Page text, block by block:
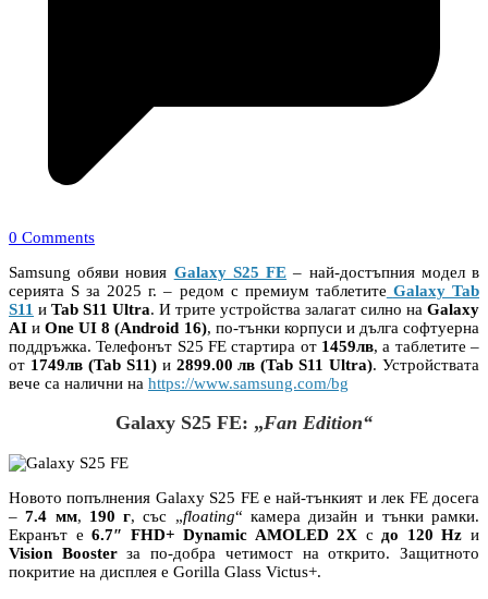
0 Comments
Samsung обяви новия Galaxy S25 FE – най-достъпния модел в
серията S за 2025 г. – редом с премиум таблетите Galaxy Tab
S11 и Tab S11 Ultra. И трите устройства залагат силно на Galaxy
AI иOne UI 8 (Android 16), по-тънки корпуси и дълга софтуерна
поддръжка. Телефонът S25 FE стартира от 1459лв, а таблетите –
от 1749лв (Tab S11)и 2899.00 лв (Tab S11 Ultra). Устройствата
вече са налични на https://www.samsung.com/bg
Galaxy S25 FE: „Fan Edition“
Новото попълнения Galaxy S25 FE е най-тънкият и лек FE досега
–7.4 мм, 190 г, със „floating“ камера дизайн и тънки рамки.
Екранът е6.7″ FHD+ Dynamic AMOLED 2X с до 120 Hz и
Vision Boosterза по-добра четимост на открито. Защитното
покритие на дисплея е Gorilla Glass Victus+.